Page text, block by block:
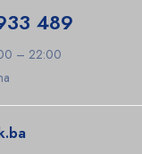
489
– 22:00